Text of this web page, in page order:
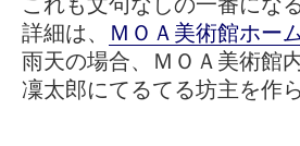
詳細は、
ＭＯＡ美術館ホー
雨天の場合、ＭＯＡ美術館
凜太郎にてるてる坊主を作